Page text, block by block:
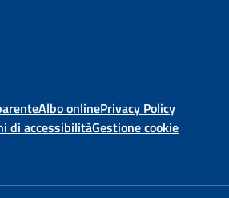
Albo onlinePrivacy Policy
di accessibilitàGestione cookie